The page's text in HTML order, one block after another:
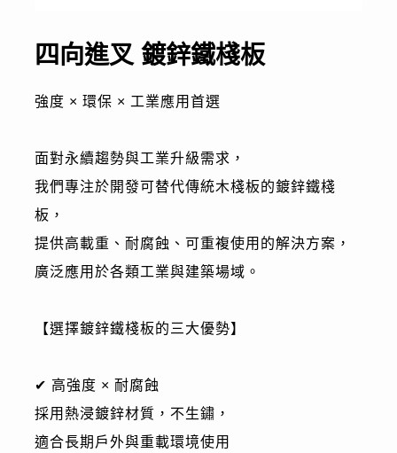
四向進叉 鍍鋅鐵棧板
強度 × 環保 × 工業應用首選
面對永續趨勢與工業升級需求，
我們專注於開發可替代傳統木棧板的鍍鋅鐵棧
板，
提供高載重、耐腐蝕、可重複使用的解決方案，
廣泛應用於各類工業與建築場域。
【選擇鍍鋅鐵棧板的三大優勢】
✔ 高強度 × 耐腐蝕
採用熱浸鍍鋅材質，不生鏽，
適合長期戶外與重載環境使用